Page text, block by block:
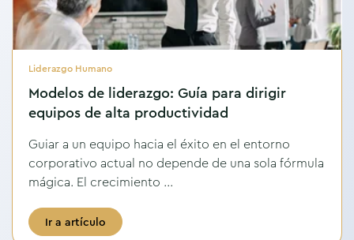
Liderazgo Humano
Modelos de liderazgo: Guía para dirigir
equipos de alta productividad
Guiar a un equipo hacia el éxito en el entorno
corporativo actual no depende de una sola fórmula
mágica. El crecimiento ...
Ir a artículo